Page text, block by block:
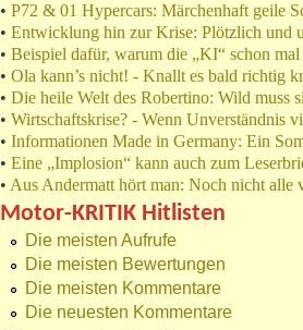
• P72 & 01 Hypercars: Märchenhaft geile
• Entwicklung hin zur Krise: Plötzlich und
• Beispiel dafür, warum die „KI“ schon
• Ola kann’s nicht! - Knallt es bald richtig
• Die heile Welt des Robertino: Wild muss
• Wirtschaftskrise? - Wenn Unverständnis
• Informationen Made in Germany: Ein
• Eine „Implosion“ kann auch zum
• Aus Andermatt hört man: Noch nicht alle
Motor-KRITIK Hitlisten
Die meisten Aufrufe
Die meisten Bewertungen
Die meisten Kommentare
Die neuesten Kommentare